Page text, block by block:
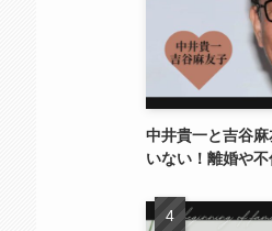
中井貴一と吉谷
いない！離婚や